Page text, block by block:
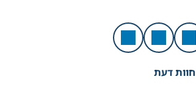
חוות דעת